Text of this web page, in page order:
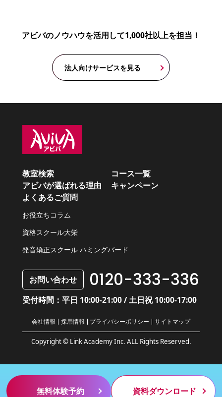
アビバのノウハウを活用して1,000社以上を担当！
法人向けサービスを見る
教室検索
コース一覧
アビバが選ばれる理由
キャンペーン
よくあるご質問
お役立ちコラム
資格スクール大栄
発音矯正スクール ハミングバード
お問い合わせ 0120-333-336
受付時間：平日 10:00-21:00 / 土日祝 10:00-17:00
Copyright © Link Academy Inc. ALL Rights Reserved.
会社情報 採用情報 プライバシーポリシー サイトマップ
無料体験予約 資料ダウンロード